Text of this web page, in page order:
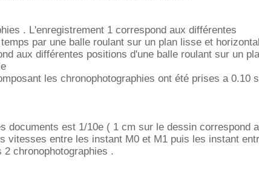
. L'enregistrement 1 correspond aux différentes
par une balle roulant sur un plan lisse et
aux différentes positions d'une balle roulant sur un
les chronophotographies ont été prises a 0.10
documents est 1/10e ( 1 cm sur le dessin correspond
vitesses entre les instant M0 et M1 puis les instant
chronophotographies .